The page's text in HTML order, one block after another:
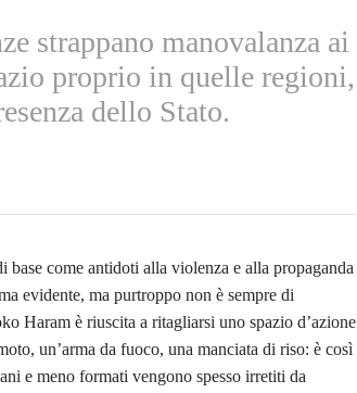
strappano manovalanza ai
proprio in quelle regioni,
dello Stato.
come antidoti alla violenza e alla propaganda
evidente, ma purtroppo non è sempre di
Haram è riuscita a ritagliarsi uno spazio d’azione
un’arma da fuoco, una manciata di riso: è così
e meno formati vengono spesso irretiti da